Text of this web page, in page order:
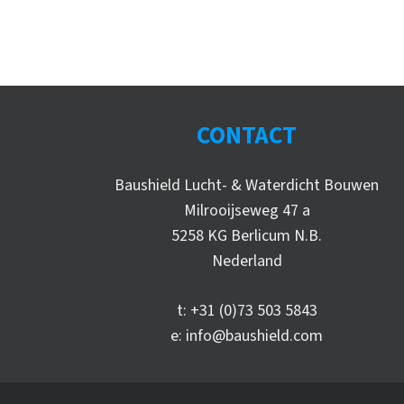
CONTACT
Baushield Lucht- & Waterdicht Bouwen
Milrooijseweg 47 a
5258 KG Berlicum N.B.
Nederland
t: +31 (0)73 503 5843
e: info@baushield.com